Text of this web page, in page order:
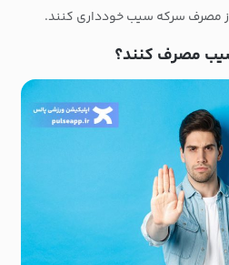
از مصرف سرکه سیب خودداری کنند.
مصرف کنند؟